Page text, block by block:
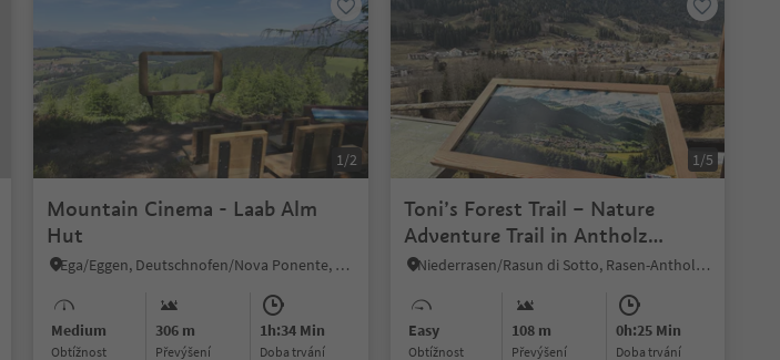
1/2
Mountain Cinema - Laab Alm
Hut
Ega/Eggen, Deutschnofen/Nova Ponente, Dolomites Region Eggental
Medium
Obtížnost
306 m
Převýšení
1h:34 Min
doba trvání
1/5
Toni’s Forest Trail – Nature
Adventure Trail in Antholz
Mittertal
Niederrasen/Rasun di Sotto, Rasen-Antholz/Rasun Anterselva, Dolomites Region Kronplatz/Plan de Corones
Easy
Obtížnost
108 m
Převýšení
0h:25 Min
doba trvání